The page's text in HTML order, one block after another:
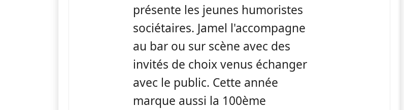
présente les jeunes humoristes
sociétaires. Jamel l'accompagne
au bar ou sur scène avec des
invités de choix venus échanger
avec le public. Cette année
marque aussi la 100ème